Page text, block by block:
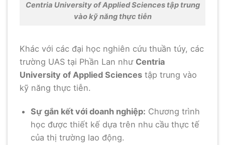
Centria University of Applied Sciences tập trung
vào kỹ năng thực tiễn
Khác với các đại học nghiên cứu thuần túy, các
trường UAS tại Phần Lan như Centria
University of Applied Sciences tập trung vào
kỹ năng thực tiễn.
Sự gắn kết với doanh nghiệp: Chương trình
học được thiết kế dựa trên nhu cầu thực tế
của thị trường lao động.